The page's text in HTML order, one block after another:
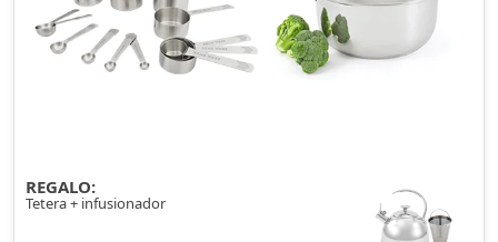
REGALO:
Tetera + infusionador